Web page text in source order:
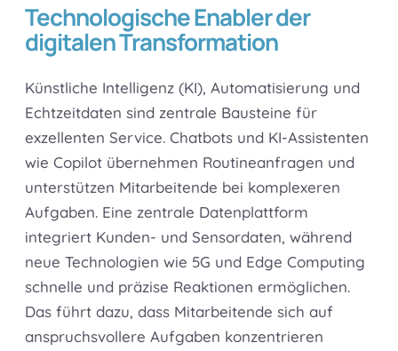
Technologische Enabler der
digitalen Transformation
Künstliche Intelligenz (KI), Automatisierung und
Echtzeitdaten sind zentrale Bausteine für
exzellenten Service. Chatbots und KI-Assistenten
wie Copilot übernehmen Routineanfragen und
unterstützen Mitarbeitende bei komplexeren
Aufgaben. Eine zentrale Datenplattform
integriert Kunden- und Sensordaten, während
neue Technologien wie 5G und Edge Computing
schnelle und präzise Reaktionen ermöglichen.
Das führt dazu, dass Mitarbeitende sich auf
anspruchsvollere Aufgaben konzentrieren